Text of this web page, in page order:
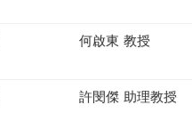
何啟東 教授
許閔傑 助理教授